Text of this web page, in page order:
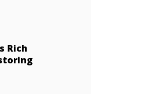
Rich